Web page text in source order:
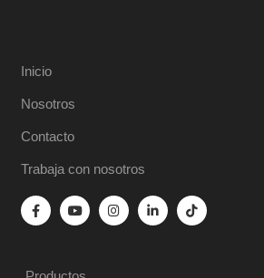
Inicio
Nosotros
Contacto
Trabaja con nosotros